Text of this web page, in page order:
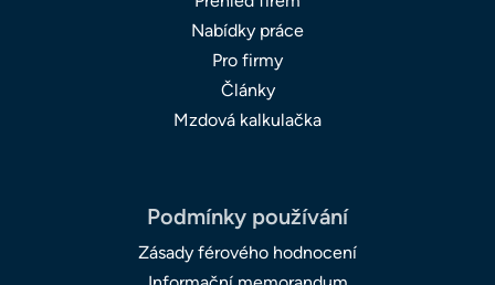
Nabídky práce
Pro firmy
Články
Mzdová kalkulačka
Podmínky používání
Zásady férového hodnocení